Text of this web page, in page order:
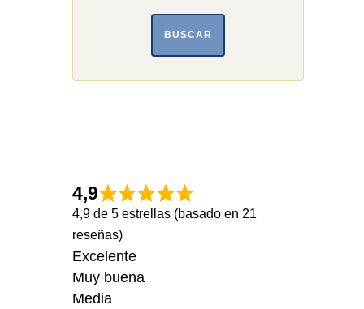
BUSCAR
4,9
4,9 de 5 estrellas (basado en 21
reseñas)
Excelente
Muy buena
Media